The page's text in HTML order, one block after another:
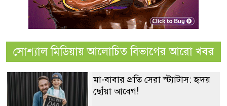
সোশ্যাল মিডিয়ায় আলোচিত বিভাগের আরো খবর
মা-বাবার প্রতি সেরা স্ট্যাটাস: হৃদয়
ছোঁয়া আবেগ!